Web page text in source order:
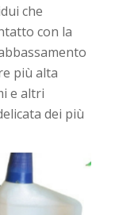
che
con la
più alta
e altri
dei più